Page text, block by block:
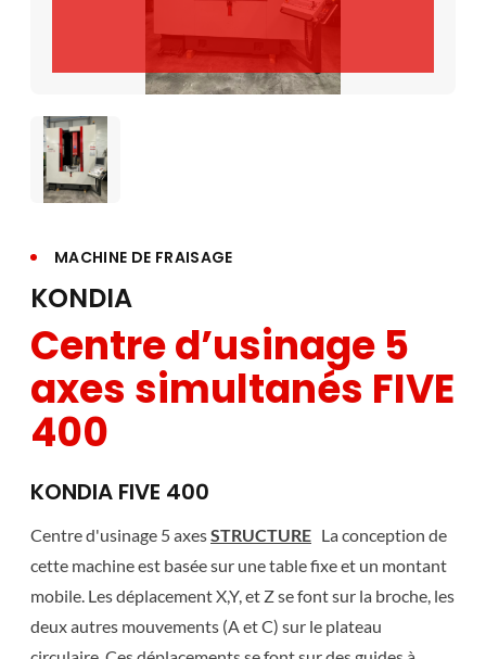
MACHINE DE FRAISAGE
KONDIA
Centre d’usinage 5
axes simultanés FIVE
400
KONDIA FIVE 400
Centre d'usinage 5 axesSTRUCTURE La conception de
cette machine est basée sur une table fixe et un montant
mobile. Les déplacement X,Y, et Z se font sur la broche, les
deux autres mouvements (A et C) sur le plateau